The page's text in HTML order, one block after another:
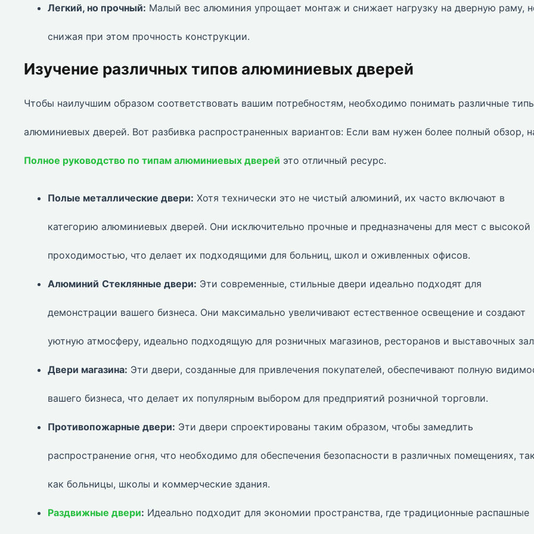
Легкий, но прочный: Малый вес алюминия упрощает монтаж и снижает нагрузку на дверную раму,
снижая при этом прочность конструкции.
Изучение различных типов алюминиевых дверей
Чтобы наилучшим образом соответствовать вашим потребностям, необходимо понимать различные
алюминиевых дверей. Вот разбивка распространенных вариантов: Если вам нужен более полный обзор,
Полное руководство по типам алюминиевых дверей это отличный ресурс.
Полые металлические двери: Хотя технически это не чистый алюминий, их часто включают в
категорию алюминиевых дверей. Они исключительно прочные и предназначены для мест с высокой
проходимостью, что делает их подходящими для больниц, школ и оживленных офисов.
Алюминий Стеклянные двери: Эти современные, стильные двери идеально подходят для
демонстрации вашего бизнеса. Они максимально увеличивают естественное освещение и создают
уютную атмосферу, идеально подходящую для розничных магазинов, ресторанов и выставочных
Двери магазина: Эти двери, созданные для привлечения покупателей, обеспечивают полную
вашего бизнеса, что делает их популярным выбором для предприятий розничной торговли.
Противопожарные двери: Эти двери спроектированы таким образом, чтобы замедлить
распространение огня, что необходимо для обеспечения безопасности в различных помещениях,
как больницы, школы и коммерческие здания.
Раздвижные двери: Идеально подходит для экономии пространства, где традиционные распашные